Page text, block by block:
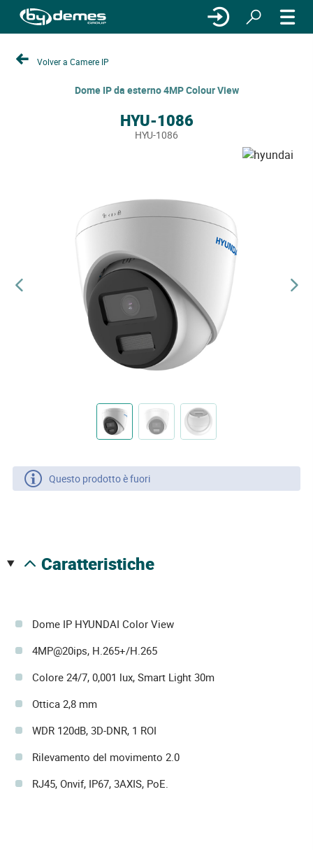
Volver a Camere IP
Dome IP da esterno 4MP Colour View
HYU-1086
HYU-1086
Questo prodotto è fuori
caratteristiche
Dome IP HYUNDAI Color View
4MP@20ips, H.265+/H.265
Colore 24/7, 0,001 lux, Smart Light 30m
Ottica 2,8 mm
WDR 120dB, 3D-DNR, 1 ROI
Rilevamento del movimento 2.0
RJ45, Onvif, IP67, 3AXIS, PoE.